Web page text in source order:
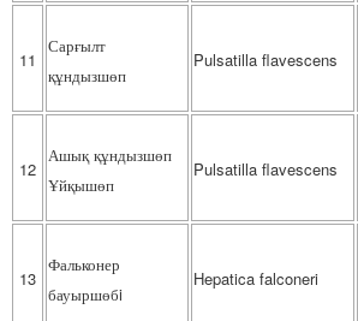
11
Сарғылт
құндызшөп
Pulsatilla flavescens
12
Ашық құндызшөп
Ұйқышөп
Pulsatilla flavescens
13
Фальконер
бауыршөбi
Hepatica falconeri